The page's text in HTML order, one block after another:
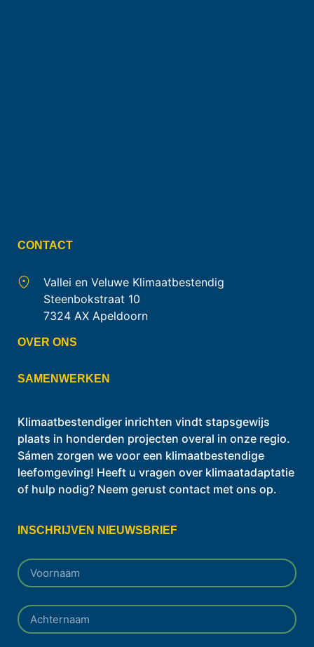
CONTACT
Vallei en Veluwe Klimaatbestendig
Steenbokstraat 10
7324 AX Apeldoorn
OVER ONS
SAMENWERKEN
Klimaatbestendiger inrichten vindt stapsgewijs
plaats in honderden projecten overal in onze regio.
Sámen zorgen we voor een klimaatbestendige
leefomgeving! Heeft u vragen over klimaatadaptatie
of hulp nodig? Neem gerust contact met ons op.
INSCHRIJVEN NIEUWSBRIEF